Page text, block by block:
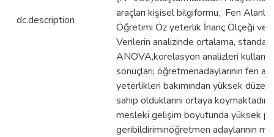
dc.description
araçları kişisel bilgiformu, Fen
Öğretimi Öz yeterlik İnanç Ölçeği ve
Verilerin analizinde ortalama,
ANOVA,korelasyon analizleri
sonuçları; öğretmenadaylarının fen
yeterlikleri bakımından yüksek
sahip olduklarını ortaya
mesleki gelişim boyutunda yüksek
geribildiriminöğretmen adaylarının